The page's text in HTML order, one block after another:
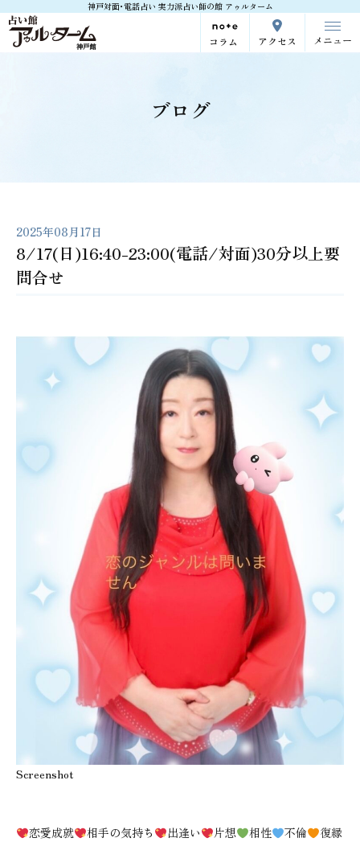
神戸対面･電話占い 実力派占い師の館 アゥルターム
コラム アクセス メニュー
ブログ
2025年08月17日
8/17(日)16:40-23:00(電話/対面)30分以上要
問合せ
Screenshot
恋愛成就 相手の気持ち 出逢い 片想 相性 不倫
復縁